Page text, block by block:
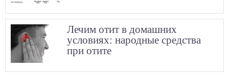
Лечим отит в домашних
условиях: народные средства
при отите